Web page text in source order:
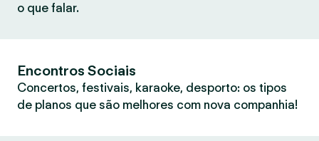
o que falar.
Encontros Sociais
Concertos, festivais, karaoke, desporto: os tipos
de planos que são melhores com nova companhia!